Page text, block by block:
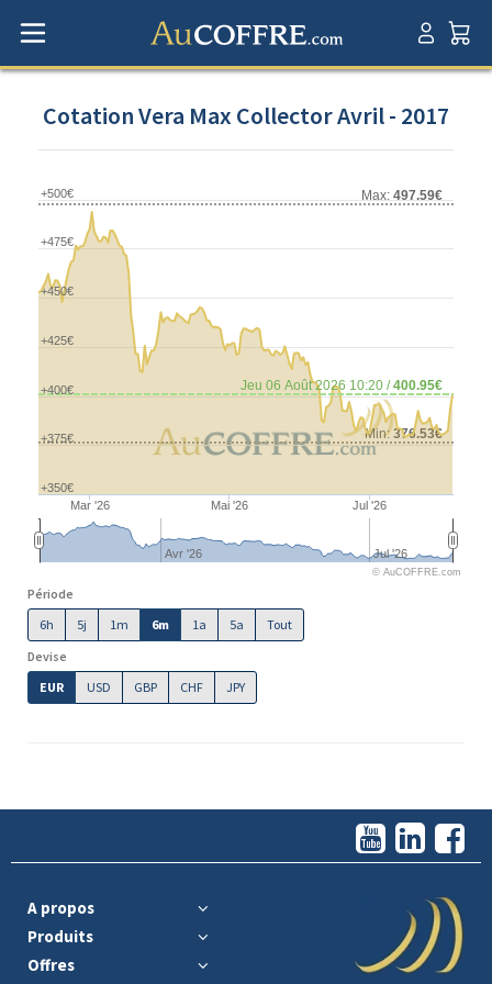
Cotation Vera Max Collector Avril - 2017
Min:376.53€
Max: 497.59€
Jeu 06 Août 2026 10:20 /400.95€
Mar '26 Mai '26 Jul '26
Avr '26 Jul '26
+350€
+375€
+400€
+425€
+450€
+475€
+500€
© AuCOFFRE.com
Période
6h
5j 1m 6m 1a 5a
Tout
Devise
EUR
USD GBP CHF JPY
A propos
Produits
Offres